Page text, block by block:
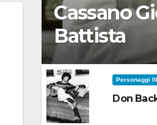
Cassano
Battista
Personaggi
Don